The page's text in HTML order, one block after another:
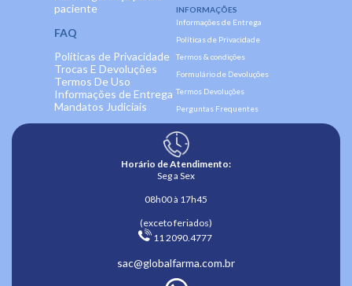
paciente
FAQ
Políticas de Privacidade
Trocas E Devoluções
Termos De Uso
Informações de Entrega
Mandatos Judiciais
INFORMAÇÕES
Informações de Entrega
Políticas de Privacidade
Termos & condições
Formulário de Devoluções
Termos Devoluções
Perguntas Frequentes
Horário de Atendimento:
Seg a Sex
08h00 à 17h45
(exceto feriados)
11 2090.4777
sac@globalfarma.com.br